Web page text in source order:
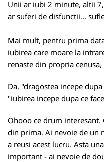
Unii ar iubi 2 minute, altii
ar suferi de disfunctii...
Mai mult, pentru prima
iubirea care moare la
renaste din propria
Da, "dragostea incepe
"iubirea incepe dupa ce
Ohooo ce drum
din prima. Ai nevoie de un
a reusi acest lucru. Asta
important - ai nevoie de